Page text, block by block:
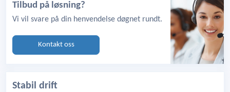
Tilbud på løsning?
Vi vil svare på din henvendelse døgnet rundt.
Kontakt oss
Stabil drift